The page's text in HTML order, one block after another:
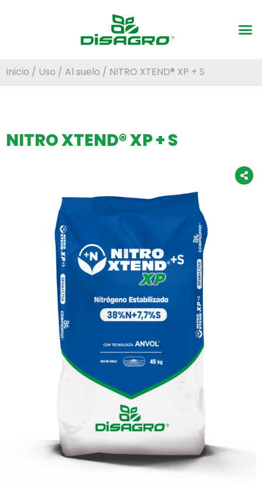
Inicio / Uso / Al suelo / NITRO XTEND® XP + S
NITRO XTEND® XP + S